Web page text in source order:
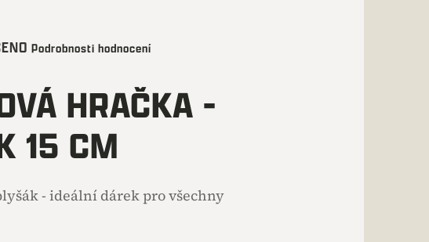
Podrobnosti hodnocení
HRAČKA -
15 CM
- ideální dárek pro všechny